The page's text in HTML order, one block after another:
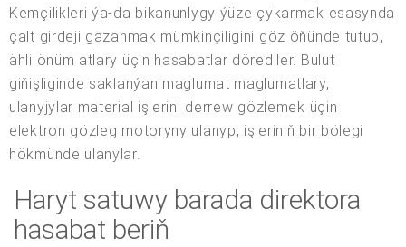
Kemçilikleri ýa-da bikanunlygy ýüze çykarmak esasynda
çalt girdeji gazanmak mümkinçiligini göz öňünde tutup,
ähli önüm atlary üçin hasabatlar dörediler. Bulut
giňişliginde saklanýan maglumat maglumatlary,
ulanyjylar material işlerini derrew gözlemek üçin
elektron gözleg motoryny ulanyp, işleriniň bir bölegi
hökmünde ulanylar.
Haryt satuwy barada direktora
hasabat beriň